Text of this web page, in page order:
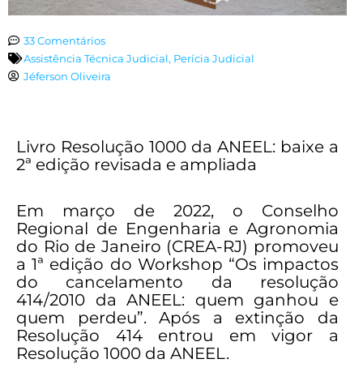
33 Comentários
Assistência Técnica Judicial, Perícia Judicial
Jéferson Oliveira
Livro Resolução 1000 da ANEEL: baixe a
2ª edição revisada e ampliada
Em março de 2022, o Conselho
Regional de Engenharia e Agronomia
do Rio de Janeiro (CREA-RJ) promoveu
a 1ª edição do Workshop “Os impactos
do cancelamento da resolução
414/2010 da ANEEL: quem ganhou e
quem perdeu”. Após a extinção da
Resolução 414 entrou em vigor a
Resolução 1000 da ANEEL.